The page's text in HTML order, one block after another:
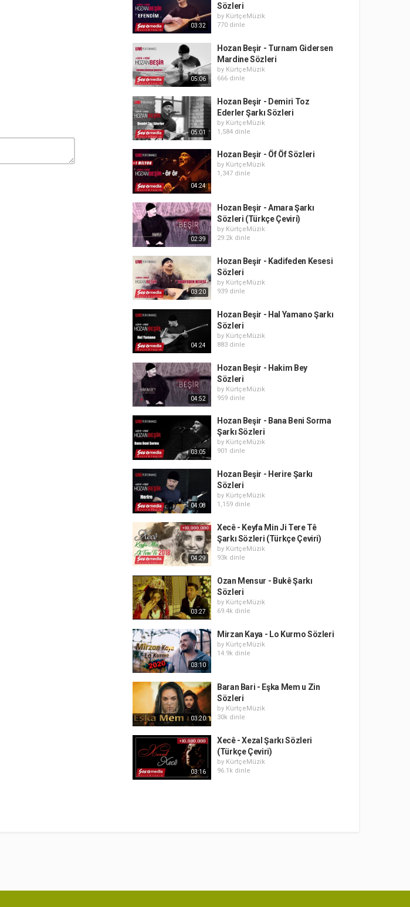
03:32
Sözleri
by KürtçeMüzik
770 dinle
05:06
Hozan Beşir - Turnam Gidersen
Mardine Sözleri
by KürtçeMüzik
666 dinle
05:01
Hozan Beşir - Demiri Toz
Ederler Şarkı Sözleri
by KürtçeMüzik
1,584 dinle
04:24
Hozan Beşir - Öf Öf Sözleri
by KürtçeMüzik
1,347 dinle
02:39
Hozan Beşir - Amara Şarkı
Sözleri (Türkçe Çeviri)
by KürtçeMüzik
29.2k dinle
03:20
Hozan Beşir - Kadifeden Kesesi
Sözleri
by KürtçeMüzik
939 dinle
04:24
Hozan Beşir - Hal Yamano Şarkı
Sözleri
by KürtçeMüzik
883 dinle
04:52
Hozan Beşir - Hakim Bey
Sözleri
by KürtçeMüzik
959 dinle
03:05
Hozan Beşir - Bana Beni Sorma
Şarkı Sözleri
by KürtçeMüzik
901 dinle
04:08
Hozan Beşir - Herire Şarkı
Sözleri
by KürtçeMüzik
1,159 dinle
04:29
Xecê - Keyfa Min Ji Tere Tê
Şarkı Sözleri (Türkçe Çeviri)
by KürtçeMüzik
93k dinle
03:27
Ozan Mensur - Bukê Şarkı
Sözleri
by KürtçeMüzik
69.4k dinle
03:10
Mirzan Kaya - Lo Kurmo Sözleri
by KürtçeMüzik
14.9k dinle
03:20
Baran Bari - Eşka Mem u Zin
Sözleri
by KürtçeMüzik
30k dinle
03:16
Xecê - Xezal Şarkı Sözleri
(Türkçe Çeviri)
by KürtçeMüzik
96.1k dinle